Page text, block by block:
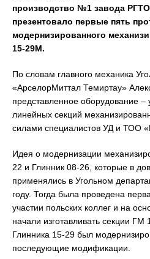
производство №1 завода
презентовало первые пять
модернизированного
15-29М.
По словам главного механика
«АрселорМиттал Темиртау»
представленное оборудование –
линейных секций
силами специалистов УД и ТОО
Идея о модернизации
22 и Глинник 08-26, которые в
применялись в Угольном
году. Тогда была проведена
участии польских коллег и на
начали изготавливать секции
Глинника 15-29 был
последующие модификации.